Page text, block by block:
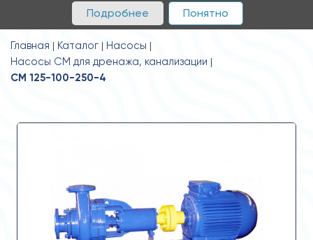
Подробнее Понятно
Главная Каталог
Насосы
Насосы СМ для дренажа, канализации
СМ 125-100-250-4